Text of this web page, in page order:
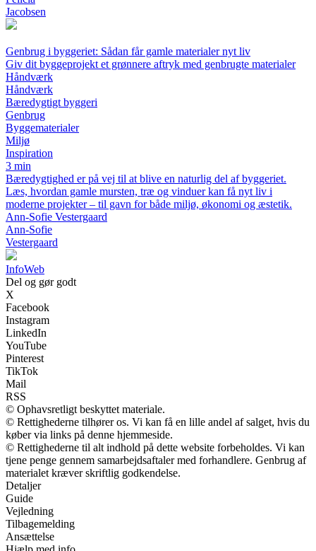
Jacobsen
Genbrug i byggeriet: Sådan får gamle materialer nyt liv
Giv dit byggeprojekt et grønnere aftryk med genbrugte materialer
Håndværk
Håndværk
Bæredygtigt byggeri
Genbrug
Byggematerialer
Miljø
Inspiration
3 min
Bæredygtighed er på vej til at blive en naturlig del af byggeriet.
Læs, hvordan gamle mursten, træ og vinduer kan få nyt liv i
moderne projekter – til gavn for både miljø, økonomi og æstetik.
Ann-Sofie Vestergaard
Ann-Sofie
Vestergaard
InfoWeb
Del og gør godt
X
Facebook
Instagram
LinkedIn
YouTube
Pinterest
TikTok
Mail
RSS
© Ophavsretligt beskyttet materiale.
© Rettighederne tilhører os. Vi kan få en lille andel af salget, hvis du
køber via links på denne hjemmeside.
© Rettighederne til alt indhold på dette website forbeholdes. Vi kan
tjene penge gennem samarbejdsaftaler med forhandlere. Genbrug af
materialet kræver skriftlig godkendelse.
Detaljer
Guide
Vejledning
Tilbagemelding
Ansættelse